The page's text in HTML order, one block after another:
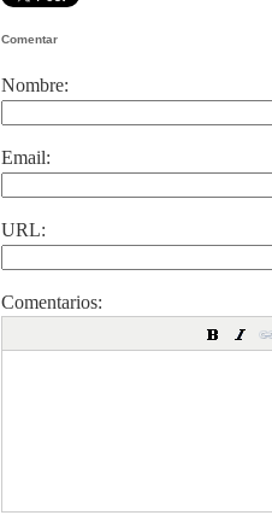
Comentar
Nombre:
Email:
URL:
Comentarios: